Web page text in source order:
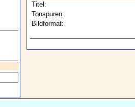
Titel:
Tonspuren:
Bildformat: